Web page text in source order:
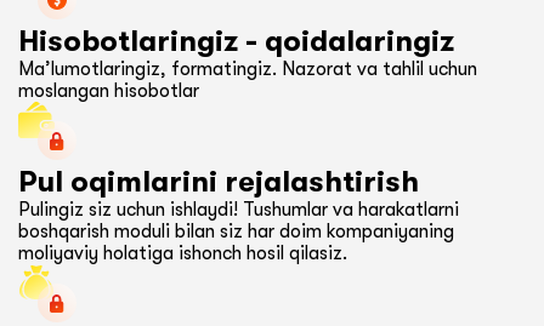
Hisobotlaringiz - qoidalaringiz
Ma’lumotlaringiz, formatingiz. Nazorat va tahlil uchun
moslangan hisobotlar
Pul oqimlarini rejalashtirish
Pulingiz siz uchun ishlaydi! Tushumlar va harakatlarni
boshqarish moduli bilan siz har doim kompaniyaning
moliyaviy holatiga ishonch hosil qilasiz.